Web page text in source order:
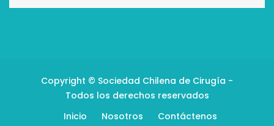
Copyright © Sociedad Chilena de Cirugía -
Todos los derechos reservados
Inicio
Nosotros Contáctenos